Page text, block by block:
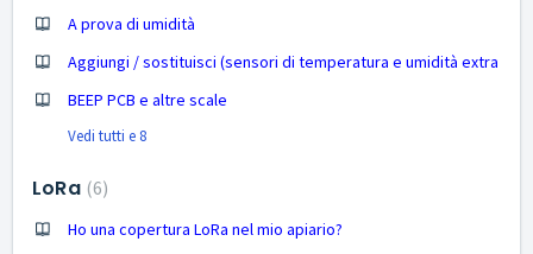
A prova di umidità
Aggiungi / sostituisci (sensori di temperatura e umidità extra
BEEP PCB e altre scale
Vedi tutti e 8
LoRa 6
Ho una copertura LoRa nel mio apiario?